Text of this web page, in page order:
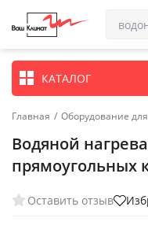
КАТАЛОГ
Главная / Оборудование
Водяной
прямоугольных
Оставить отзыв